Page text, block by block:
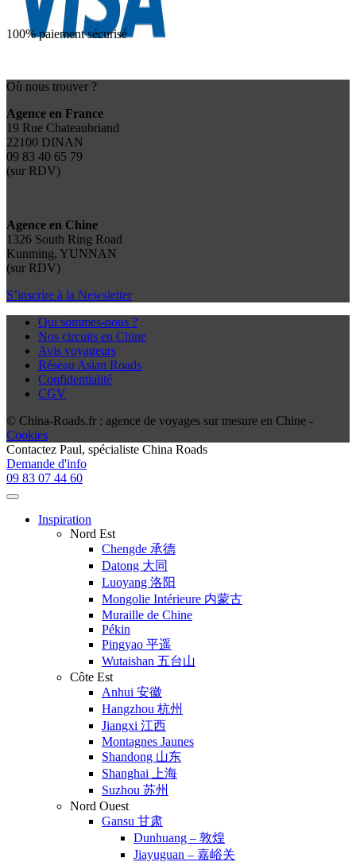
100% paiement sécurisé
Où nous trouver ?
Agence en France
19 Rue Chateaubriand
22100 DINAN
09 83 40 65 79
(sur RDV)
Agence en Chine
1326 South Ring Road
Kunming, YUNNAN
(sur RDV)
S’inscrire à la Newsletter
Qui sommes-nous ?
Nos circuits en Chine
Avis voyageurs
Réseau Asian Roads
Confidentialité
CGV
© China-Roads.fr : agence de voyages sur mesure en Chine -
Cookies
Contactez Paul, spécialiste China Roads
Demande d'info
09 83 07 44 60
Inspiration
Nord Est
Chengde 承德
Datong 大同
Luoyang 洛阳
Mongolie Intérieure 内蒙古
Muraille de Chine
Pékin
Pingyao 平遥
Wutaishan 五台山
Côte Est
Anhui 安徽
Hangzhou 杭州
Jiangxi 江西
Montagnes Jaunes
Shandong 山东
Shanghai 上海
Suzhou 苏州
Nord Ouest
Gansu 甘肃
Dunhuang – 敦煌
Jiayuguan – 嘉峪关